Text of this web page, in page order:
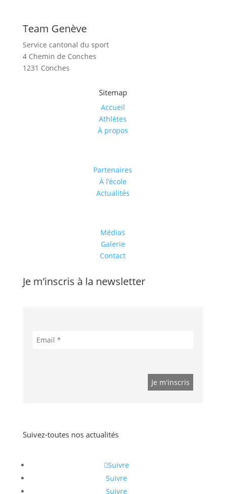
Team Genève
Service cantonal du sport
4 Chemin de Conches
1231 Conches
Sitemap
Accueil
Athlètes
À propos
Partenaires
À l’école
Actualités
Médias
Galerie
Contact
Je m’inscris à la newsletter
Suivez-toutes nos actualités
Suivre
Suivre
Suivre